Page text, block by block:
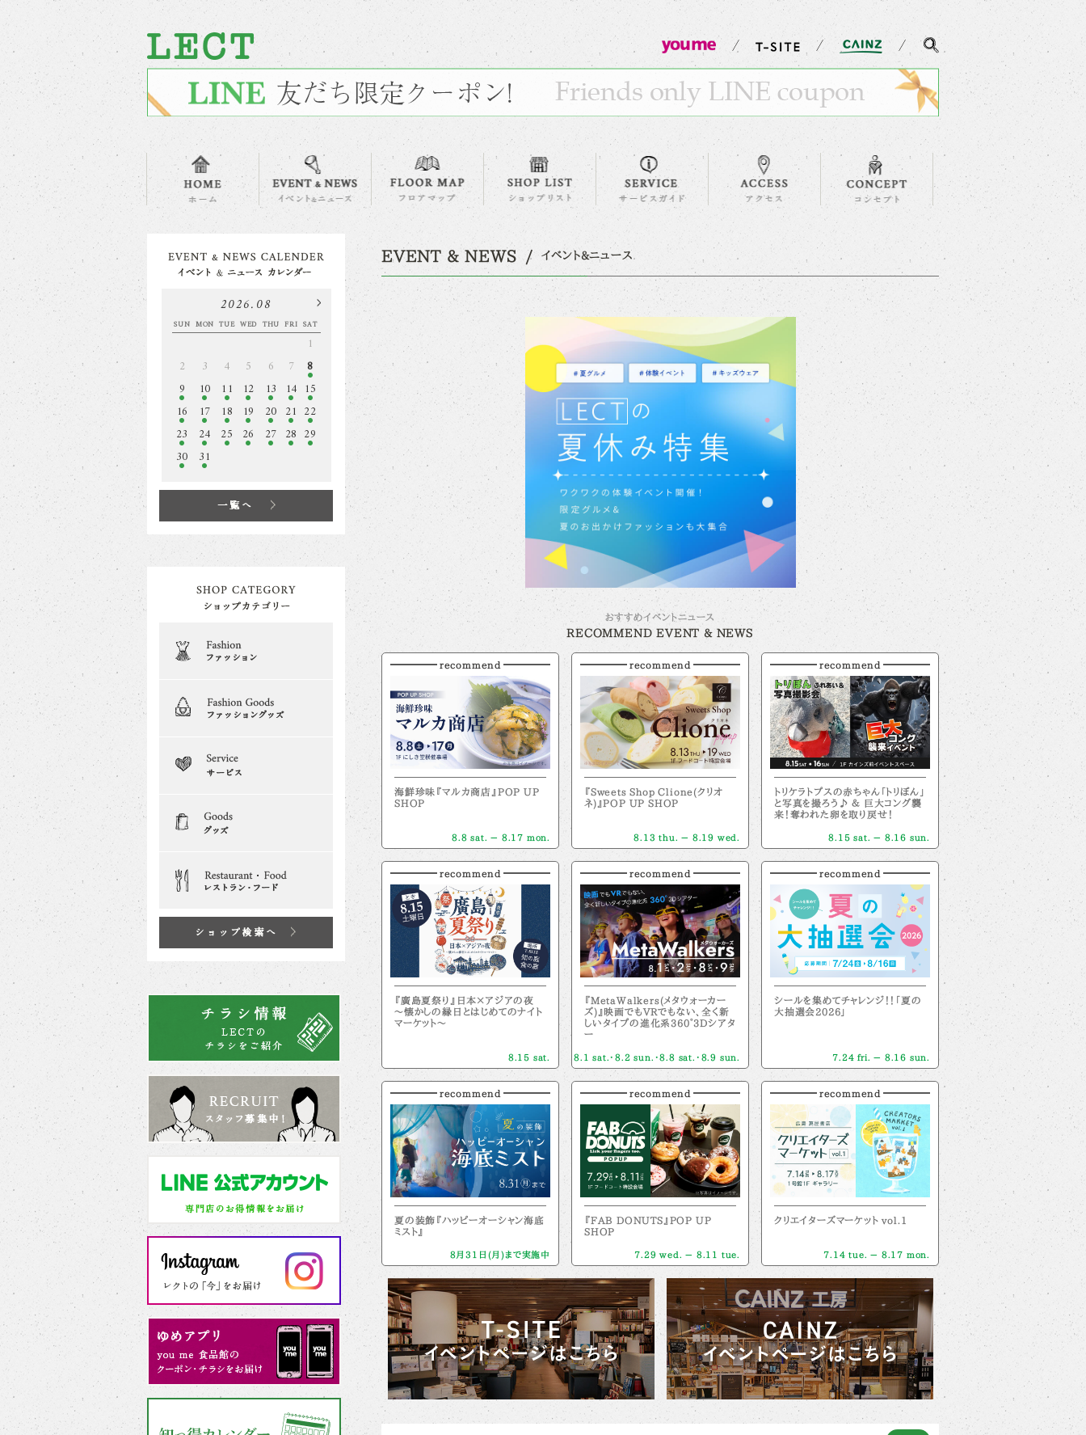
EVENT & NEWS イベント&ニュース
おすすめイベントニュース
RECOMMEND EVENT & NEWS
recommend
海鮮珍味『マルカ商店』POP UP
SHOP
8.8 sat. － 8.17 mon.
recommend
『Sweets Shop Clione(クリオ
ネ)』POP UP SHOP
8.13 thu. － 8.19 wed.
recommend
トリケラトプスの赤ちゃん「トリぼん」
と写真を撮ろう♪ ＆ 巨大コング襲
来！奪われた卵を取り戻せ！
8.15 sat. － 8.16 sun.
recommend
『廣島夏祭り』日本×アジアの夜
～懐かしの縁日とはじめてのナイト
マーケット～
8.15 sat.
recommend
『MetaWalkers(メタウォーカー
ズ)』映画でもVRでもない、全く新
しいタイプの進化系360°3Dシアタ
ー
8.1 sat.・8.2 sun.・8.8 sat.・8.9 sun.
recommend
シールを集めてチャレンジ！！「夏の
大抽選会2026」
7.24 fri. － 8.16 sun.
recommend
夏の装飾『ハッピーオーシャン海底
ミスト』
8月31日(月)まで実施中
recommend
『FAB DONUTS』POP UP
SHOP
7.29 wed. － 8.11 tue.
recommend
クリエイターズマーケット vol.1
7.14 tue. － 8.17 mon.
2026.08
SUN MON TUE WED THU FRI SAT
1
2
3 4 5 6 7
8
9
10 11 12 13 14 15
16
17 18 19 20 21 22
23
24 25 26 27 28 29
30 31